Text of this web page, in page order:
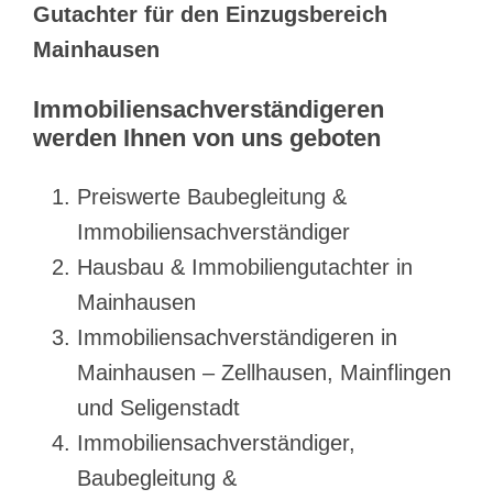
Gutachter für den Einzugsbereich
Mainhausen
Immobiliensachverständigeren
werden Ihnen von uns geboten
Preiswerte Baubegleitung &
Immobiliensachverständiger
Hausbau & Immobiliengutachter in
Mainhausen
Immobiliensachverständigeren in
Mainhausen – Zellhausen, Mainflingen
und Seligenstadt
Immobiliensachverständiger,
Baubegleitung &